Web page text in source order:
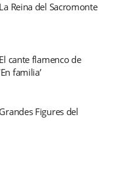
Reina del Sacromonte
cante flamenco de
familia’
Figures del